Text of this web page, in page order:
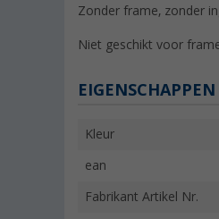
Zonder frame, zonder
Niet geschikt voor
EIGENSCHAPPEN
Kleur
ean
Fabrikant Artikel Nr.